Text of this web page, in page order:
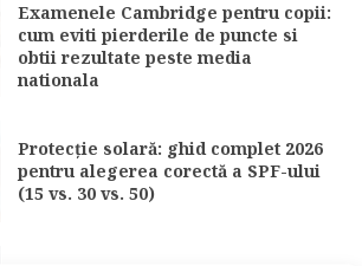
Examenele Cambridge pentru copii:
cum eviti pierderile de puncte si
obtii rezultate peste media
nationala
Protecție solară: ghid complet 2026
pentru alegerea corectă a SPF-ului
(15 vs. 30 vs. 50)